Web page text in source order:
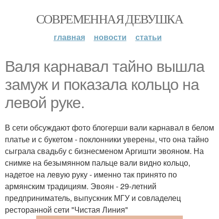
СОВРЕМЕННАЯ ДЕВУШКА
главная новости статьи
Валя карнавал тайно вышла
замуж и показала кольцо на
левой руке.
В сети обсуждают фото блогерши вали карнавал в белом
платье и с букетом - поклонники уверены, что она тайно
сыграла свадьбу с бизнесменом Аргишти эвояном. На
снимке на безымянном пальце вали видно кольцо,
надетое на левую руку - именно так принято по
армянским традициям. Эвоян - 29-летний
предприниматель, выпускник МГУ и совладелец
ресторанной сети "Чистая Линия"